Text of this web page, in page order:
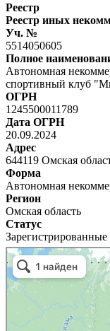
Реестр
Реестр иных
Уч. №
5514050605
Полное
Автономная
спортивный клуб
ОГРН
1245500011789
Дата ОГРН
20.09.2024
Адрес
644119 Омская
Форма
Автономная
Регион
Омская область
Статус
Зарегистрированные